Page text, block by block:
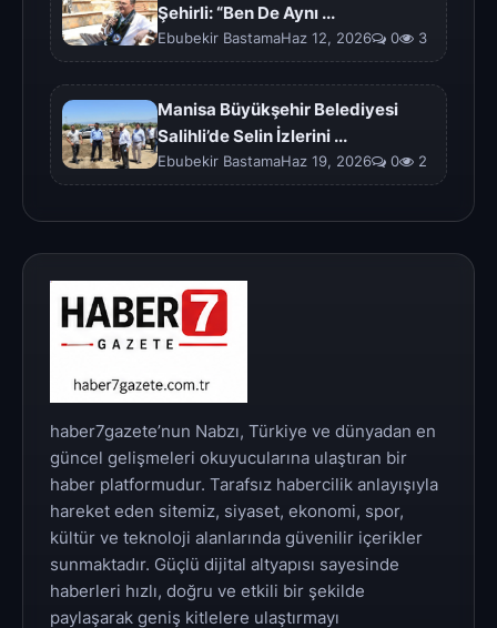
Şehirli: “Ben De Aynı ...
Ebubekir BastamaHaz 12, 2026 0 3
Manisa Büyükşehir Belediyesi
Salihli’de Selin İzlerini ...
Ebubekir BastamaHaz 19, 2026 0 2
haber7gazete’nun Nabzı, Türkiye ve dünyadan en
güncel gelişmeleri okuyucularına ulaştıran bir
haber platformudur. Tarafsız habercilik anlayışıyla
hareket eden sitemiz, siyaset, ekonomi, spor,
kültür ve teknoloji alanlarında güvenilir içerikler
sunmaktadır. Güçlü dijital altyapısı sayesinde
haberleri hızlı, doğru ve etkili bir şekilde
paylaşarak geniş kitlelere ulaştırmayı